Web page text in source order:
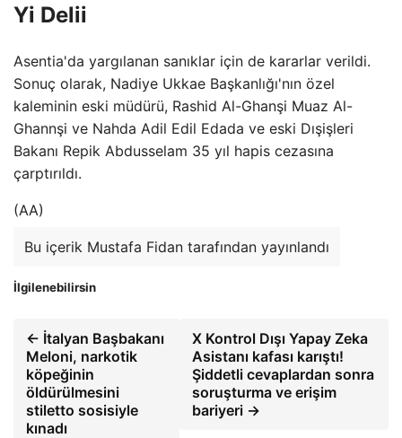
Yi Delii
Asentia'da yargılanan sanıklar için de kararlar verildi.
Sonuç olarak, Nadiye Ukkae Başkanlığı'nın özel
kaleminin eski müdürü, Rashid Al-Ghanşi Muaz Al-
Ghannşi ve Nahda Adil Edil Edada ve eski Dışişleri
Bakanı Repik Abdusselam 35 yıl hapis cezasına
çarptırıldı.
(AA)
Bu içerik Mustafa Fidan tarafından yayınlandı
İlgilenebilirsin
← İtalyan Başbakanı
Meloni, narkotik
köpeğinin
öldürülmesini
stiletto sosisiyle
kınadı
X Kontrol Dışı Yapay Zeka
Asistanı kafası karıştı!
Şiddetli cevaplardan sonra
soruşturma ve erişim
bariyeri →